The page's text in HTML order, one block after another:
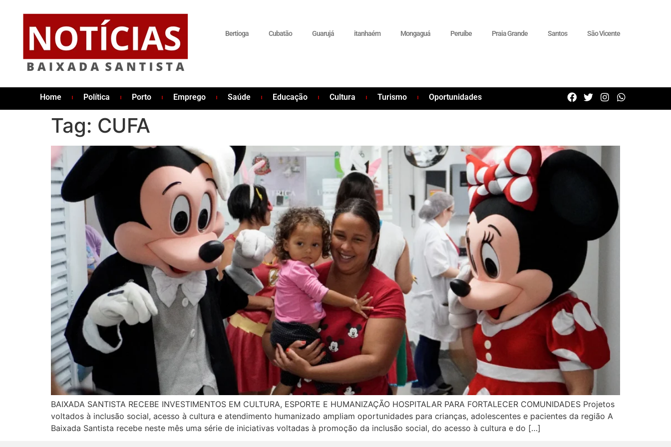
Bertioga Cubatão Guarujá itanhaém Mongaguá Peruíbe Praia Grande Santos São Vicente
Home Política Porto Emprego Saúde Educação Cultura Turismo Oportunidades
Tag: CUFA
BAIXADA SANTISTA RECEBE INVESTIMENTOS EM CULTURA, ESPORTE E HUMANIZAÇÃO HOSPITALAR PARA FORTALECER COMUNIDADES Projetos
voltados à inclusão social, acesso à cultura e atendimento humanizado ampliam oportunidades para crianças, adolescentes e pacientes da região A
Baixada Santista recebe neste mês uma série de iniciativas voltadas à promoção da inclusão social, do acesso à cultura e do […]